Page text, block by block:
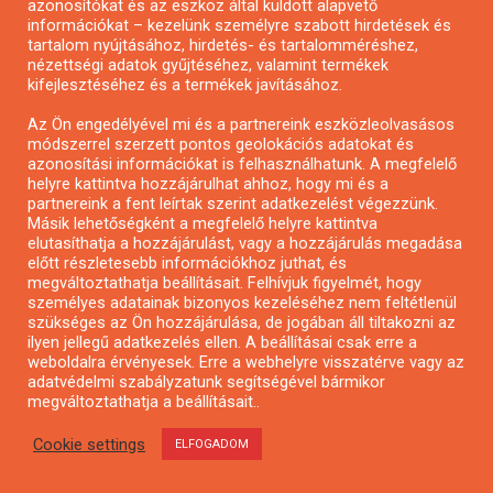
Városzöldítő ötletpályázat
azonosítókat és az eszköz által küldött alapvető
információkat – kezelünk személyre szabott hirdetések és
tartalom nyújtásához, hirdetés- és tartalomméréshez,
nézettségi adatok gyűjtéséhez, valamint termékek
kifejlesztéséhez és a termékek javításához.
Az Ön engedélyével mi és a partnereink eszközleolvasásos
módszerrel szerzett pontos geolokációs adatokat és
azonosítási információkat is felhasználhatunk. A megfelelő
helyre kattintva hozzájárulhat ahhoz, hogy mi és a
partnereink a fent leírtak szerint adatkezelést végezzünk.
Másik lehetőségként a megfelelő helyre kattintva
elutasíthatja a hozzájárulást, vagy a hozzájárulás megadása
előtt részletesebb információkhoz juthat, és
megváltoztathatja beállításait. Felhívjuk figyelmét, hogy
személyes adatainak bizonyos kezeléséhez nem feltétlenül
szükséges az Ön hozzájárulása, de jogában áll tiltakozni az
ilyen jellegű adatkezelés ellen. A beállításai csak erre a
weboldalra érvényesek. Erre a webhelyre visszatérve vagy az
adatvédelmi szabályzatunk segítségével bármikor
megváltoztathatja a beállításait..
Cookie settings ELFOGADOM